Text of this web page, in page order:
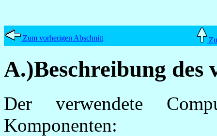
Zum vorherigen Abschnitt
A.)Beschreibung des
Der verwendete
Komponenten: